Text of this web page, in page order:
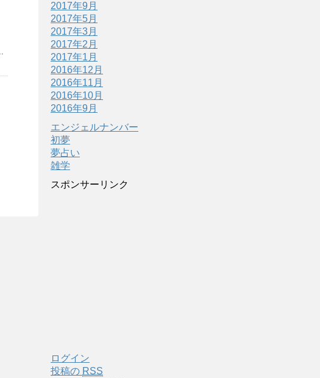
2017年9月
2017年5月
2017年3月
2017年2月
2017年1月
2016年12月
2016年11月
2016年10月
2016年9月
エンジェルナンバー
初夢
夢占い
雑学
スポンサーリンク
ログイン
投稿の RSS